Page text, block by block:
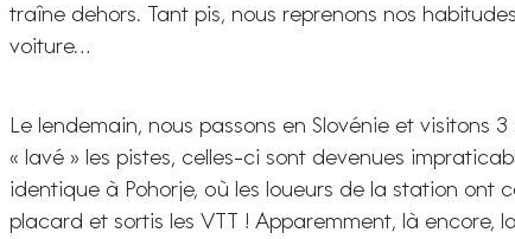
traîne dehors. Tant pis, nous reprenons nos
voiture…
Le lendemain, nous passons en Slovénie et visitons
« lavé » les pistes, celles-ci sont devenues
identique à Pohorje, où les loueurs de la station ont
placard et sortis les VTT ! Apparemment, là encore,